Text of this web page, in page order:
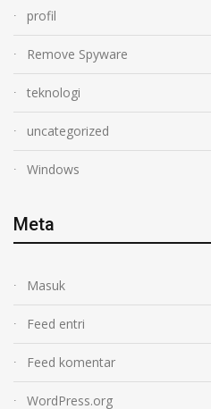
profil
Remove Spyware
teknologi
uncategorized
Windows
Meta
Masuk
Feed entri
Feed komentar
WordPress.org